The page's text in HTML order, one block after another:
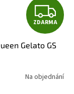
Z
D
A
R
ZDARMA
Gelato GS
Na objednání